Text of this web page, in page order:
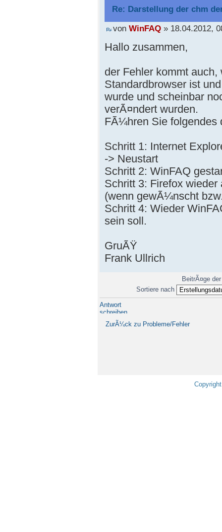
Re: Darstellung der chm
von WinFAQ» 18.04.2012,
Hallo zusammen,
der Fehler kommt
Standardbrowser ist
wurde und scheinbar
verÃ¤ndert wurden.
FÃ¼hren Sie folgendes
Schritt 1: Internet
-> Neustart
Schritt 2: WinFAQ
Schritt 3: Firefox
(wenn gewÃ¼nscht
Schritt 4: Wieder
sein soll.
GruÃŸ
Frank Ullrich
BeitrÃ¤ge
Sortiere nach
Antwort
schreiben
ZurÃ¼ck zu Probleme/Fehler